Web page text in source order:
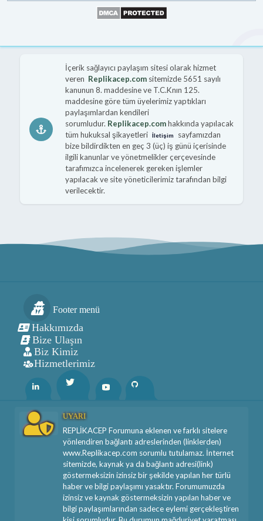
İçerik sağlayıcı paylaşım sitesi olarak hizmet
veren Replikacep.comsitemizde 5651 sayılı
kanunun 8. maddesine ve T.C.Knın 125.
maddesine göre tüm üyelerimiz yaptıkları
paylaşımlardan kendileri
sorumludur. Replikacep.comhakkında yapılacak
tüm hukuksal şikayetleri İletişim
sayfamızdan
bize bildirdikten en geç 3 (üç) iş günü içerisinde
ilgili kanunlar ve yönetmelikler çerçevesinde
tarafımızca incelenerek gereken işlemler
yapılacak ve site yöneticilerimiz tarafından bilgi
verilecektir.
Footer menü
Hakkımızda
Bize Ulaşın
Biz Kimiz
Hizmetlerimiz
Linkedin Twitter Youtube Github
UYARI
REPLİKACEP Forumuna eklenen ve farklı sitelere
yönlendiren bağlantı adreslerinden (linklerden)
www.Replikacep.com sorumlu tutulamaz. İnternet
sitemizde, kaynak ya da bağlantı adresi(link)
göstermeksizin izinsiz bir şekilde yapılan her türlü
haber ve bilgi paylaşımı yasaktır. Forumumuzda
izinsiz ve kaynak göstermeksizin yapılan haber ve
bilgi paylaşımlarından sadece eylemi gerçekleştiren